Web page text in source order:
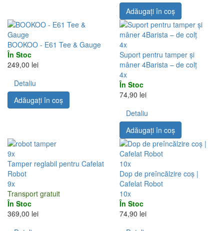
Adăugați în coş
BOOKOO - E61 Tee & Gauge
În Stoc
249,00 lei
Detaliu
Adăugați în coş
4x
Suport pentru tamper și
mâner 4Barista – de colț
4x
În Stoc
74,90 lei
Detaliu
Adăugați în coş
9x
Tamper reglabil pentru Cafelat
Robot
9x
Transport gratuit
În Stoc
369,00 lei
10x
Dop de preîncălzire coș |
Cafelat Robot
10x
În Stoc
74,90 lei